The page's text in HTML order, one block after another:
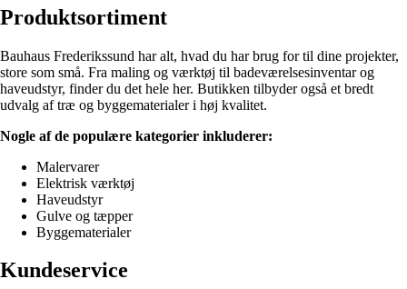
Produktsortiment
Bauhaus Frederikssund har alt, hvad du har brug for til dine projekter,
store som små. Fra maling og værktøj til badeværelsesinventar og
haveudstyr, finder du det hele her. Butikken tilbyder også et bredt
udvalg af træ og byggematerialer i høj kvalitet.
Nogle af de populære kategorier inkluderer:
Malervarer
Elektrisk værktøj
Haveudstyr
Gulve og tæpper
Byggematerialer
Kundeservice